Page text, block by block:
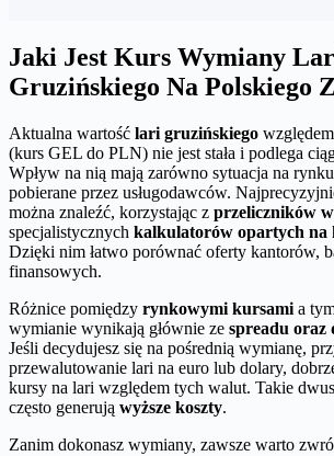
Jaki Jest Kurs Wymiany
Gruzińskiego Na Polskiego
Aktualna wartość lari gruzińskiego względem
(kurs GEL do PLN) nie jest stała i podlega
Wpływ na nią mają zarówno sytuacja na
pobierane przez usługodawców.
można znaleźć, korzystając z przeliczników
specjalistycznych kalkulatorów opartych na
Dzięki nim łatwo porównać oferty kantorów,
finansowych.
Różnice pomiędzy rynkowymi kursami a
wymianie wynikają głównie ze spreadu oraz
Jeśli decydujesz się na pośrednią wymianę,
przewalutowanie lari na euro lub dolary,
kursy na lari względem tych walut. Takie
często generują wyższe koszty.
Zanim dokonasz wymiany, zawsze warto